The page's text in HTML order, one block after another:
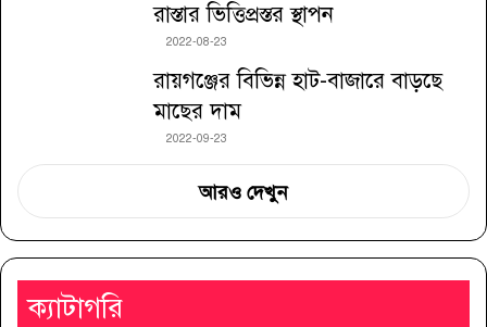
রাস্তার ভিত্তিপ্রস্তর স্থাপন
2022-08-23
রায়গঞ্জের বিভিন্ন হাট-বাজারে বাড়ছে
মাছের দাম
2022-09-23
আরও দেখুন
ক্যাটাগরি